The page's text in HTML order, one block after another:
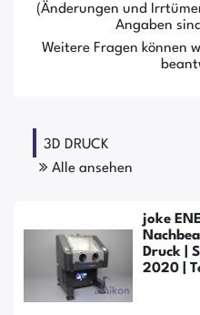
(Änderungen und
Angaben
Weitere Fragen können
3D DRUCK
Alle ansehen
joke
Druck |
2020 |